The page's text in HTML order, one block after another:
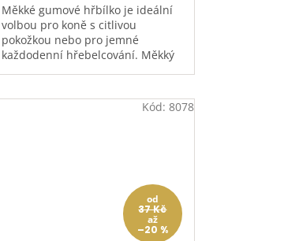
Měkké gumové hřbílko je ideální
volbou pro koně s citlivou
pokožkou nebo pro jemné
každodenní hřebelcování. Měkký
od
37 Kč
až
–20 %
Kód: 8078